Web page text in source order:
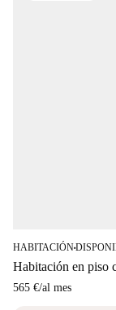
HABITACIÓN■
Habitación en piso
565 €/al mes